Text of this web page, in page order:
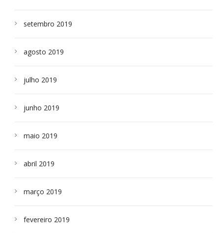
setembro 2019
agosto 2019
julho 2019
junho 2019
maio 2019
abril 2019
março 2019
fevereiro 2019